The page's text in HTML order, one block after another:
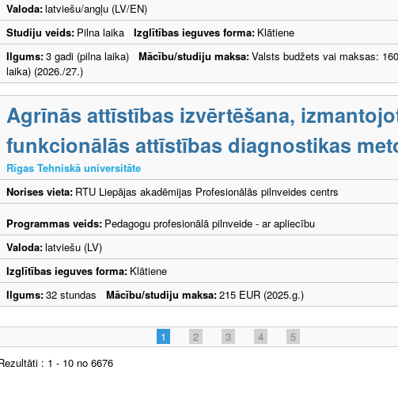
Valoda:latviešu/angļu (LV/EN)
Studiju veids: Pilna laika Izglītības ieguves forma: Klātiene
Ilgums:3 gadi (pilna laika) Mācību/studiju maksa:Valsts budžets vai maksas:
laika) (2026./27.)
Agrīnās attīstības izvērtēšana,
funkcionālās attīstības diagnostikas
Rīgas Tehniskā universitāte
Norises vieta: RTU Liepājas akadēmijas Profesionālās pilnveides centrs
Programmas veids: Pedagogu profesionālā pilnveide - ar apliecību
Valoda:latviešu (LV)
Izglītības ieguves forma: Klātiene
Ilgums:32 stundas Mācību/studiju maksa:215 EUR (2025.g.)
1 2 3 4 5
: 1 - 10 no 6676